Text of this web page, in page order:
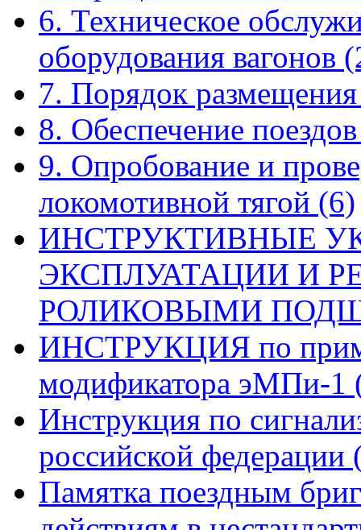
6. Техническое
оборудования вагонов
7. Порядок
8. Обеспечение
9. Опробование и
локомотивной тягой (6)
ИНСТРУКТИВНЫЕ
ЭКСПЛУАТАЦИИ И
РОЛИКОВЫМИ
ИНСТРУКЦИЯ по
модификатора эМПи-1
Инструкция по
российской федерации
Памятка поездным